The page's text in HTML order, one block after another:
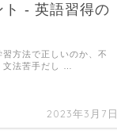
- 英語習得の
2023年3月7日
習方法で正しいのか、不
文法苦手だし …